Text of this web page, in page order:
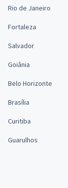
Rio de Janeiro
Fortaleza
Salvador
Goiânia
Belo Horizonte
Brasília
Curitiba
Guarulhos